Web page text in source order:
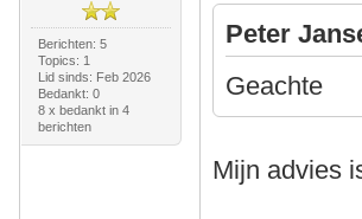
Berichten: 5
Topics: 1
Lid sinds: Feb 2026
Bedankt: 0
8 x bedankt in 4
berichten
Peter
Geachte
Mijn advies